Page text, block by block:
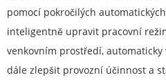
pomocí pokročilých
inteligentně upravit pracovní
venkovním prostředí,
dále zlepšit provozní účinnost a